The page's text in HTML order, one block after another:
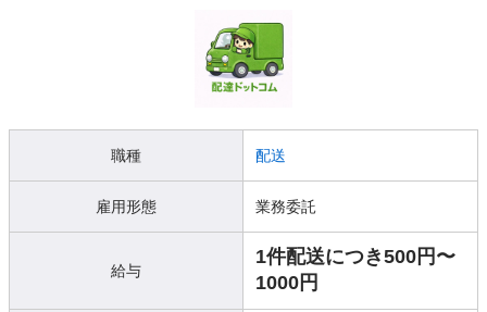
職種 配送
雇用形態 業務委託
給与
1件配送につき500円〜
1000円